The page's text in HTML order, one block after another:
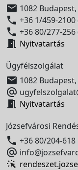
 1082
 +36 1/459-
 +36 80/277-
 Nyitvatartás
Ügyfélszolgálat
 1082

 Nyitvatartás
Józsefvárosi
 +36 80/204-618
